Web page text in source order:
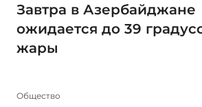
Завтра в Азербайджане
ожидается до 39
жары
Общество